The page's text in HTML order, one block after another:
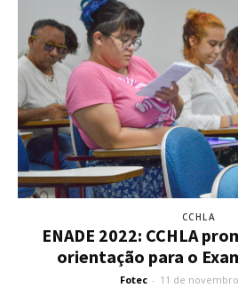
CCHLA
ENADE 2022: CCHLA
orientação para o
Fotec - 11 de